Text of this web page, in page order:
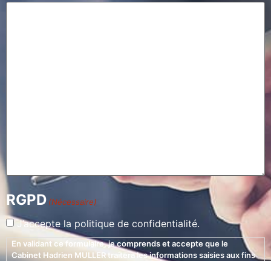
RGPD (Nécessaire)
J’accepte la politique de confidentialité.
En validant ce formulaire, je comprends et accepte que le
Cabinet Hadrien MULLER traitera les informations saisies aux fins